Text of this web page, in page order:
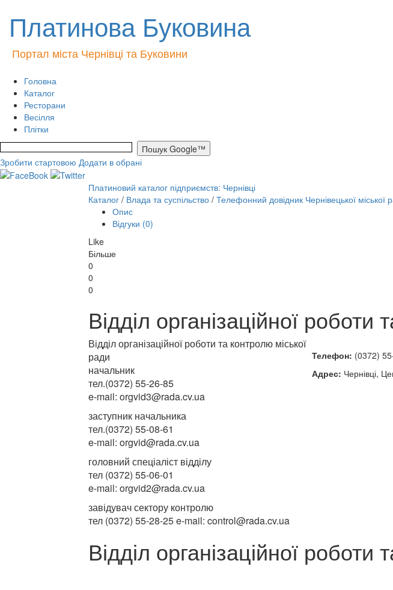
Платинова Буковина
Портал міста Чернівці та Буковини
Головна
Каталог
Ресторани
Весілля
Плітки
Зробити стартовою Додати в обрані
Платиновий каталог підприємств: Чернівці
Каталог / Влада та суспільство / Телефонний довідник Чернівецької міської
Опис
Відгуки (0)
Like
Більше
0
0
0
Відділ організаційної
Телефон: (0372)
Адрес: Чернівці,
Відділ організаційної роботи та контролю міської
ради
начальник
тел.(0372) 55-26-85
e-mail: orgvid3@rada.cv.ua
заступник начальника
тел.(0372) 55-08-61
e-mail: orgvid@rada.cv.ua
головний спеціаліст відділу
тел (0372) 55-06-01
e-mail: orgvid2@rada.cv.ua
завідувач сектору контролю
тел (0372) 55-28-25 e-mail: control@rada.cv.ua
Відділ організаційної